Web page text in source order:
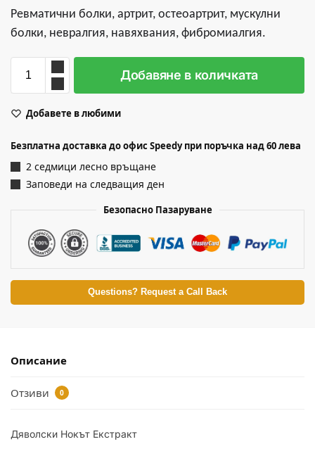
Ревматични болки, артрит, остеоартрит, мускулни
болки, невралгия, навяхвания, фибромиалгия.
Добавяне в количката
Добавете в любими
Безплатна доставка до офис Speedy при поръчка над 60 лева
2 седмици лесно връщане
Заповеди на следващия ден
Безопасно Пазаруване
Questions? Request a Call Back
Описание
Отзиви 0
Дяволски Нокът Екстракт